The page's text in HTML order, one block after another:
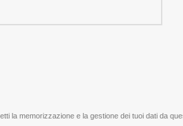
la memorizzazione e la gestione dei tuoi dati da